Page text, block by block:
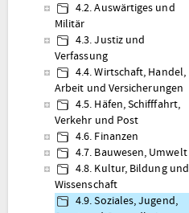
4.2. Auswärtiges und
Militär
4.3. Justiz und
Verfassung
4.4. Wirtschaft, Handel,
Arbeit und Versicherungen
4.5. Häfen, Schifffahrt,
Verkehr und Post
4.6. Finanzen
4.7. Bauwesen, Umwelt
4.8. Kultur, Bildung und
Wissenschaft
4.9. Soziales, Jugend,